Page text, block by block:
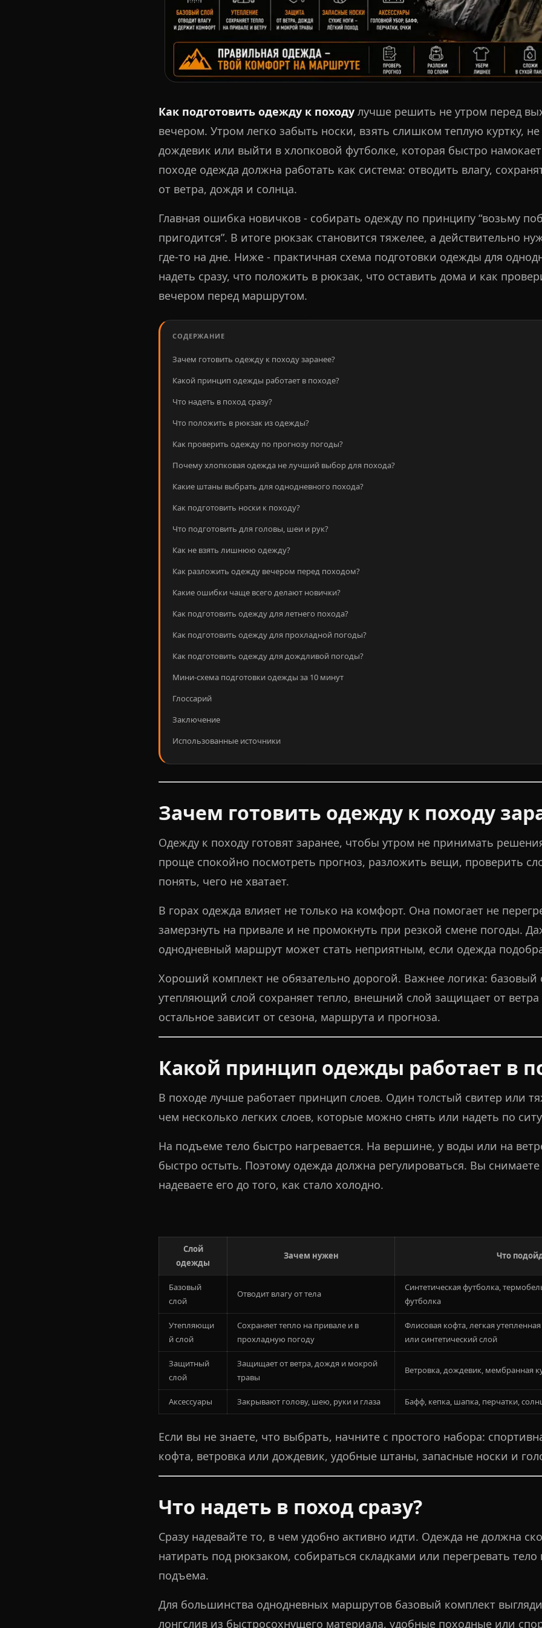
Как подготовить одежду к походу лучше решить не утром перед
вечером. Утром легко забыть носки, взять слишком теплую куртку,
дождевик или выйти в хлопковой футболке, которая быстро
походе одежда должна работать как система: отводить влагу,
от ветра, дождя и солнца.
Главная ошибка новичков - собирать одежду по принципу “возьму
пригодится”. В итоге рюкзак становится тяжелее, а действительно
где-то на дне. Ниже - практичная схема подготовки одежды для
надеть сразу, что положить в рюкзак, что оставить дома и как
вечером перед маршрутом.
СОДЕРЖАНИЕ
Зачем готовить одежду к походу заранее?
Какой принцип одежды работает в походе?
Что надеть в поход сразу?
Что положить в рюкзак из одежды?
Как проверить одежду по прогнозу погоды?
Почему хлопковая одежда не лучший выбор для похода?
Какие штаны выбрать для однодневного похода?
Как подготовить носки к походу?
Что подготовить для головы, шеи и рук?
Как не взять лишнюю одежду?
Как разложить одежду вечером перед походом?
Какие ошибки чаще всего делают новички?
Как подготовить одежду для летнего похода?
Как подготовить одежду для прохладной погоды?
Как подготовить одежду для дождливой погоды?
Мини-схема подготовки одежды за 10 минут
Глоссарий
Заключение
Использованные источники
Зачем готовить одежду к походу
Одежду к походу готовят заранее, чтобы утром не принимать
проще спокойно посмотреть прогноз, разложить вещи, проверить
понять, чего не хватает.
В горах одежда влияет не только на комфорт. Она помогает не
замерзнуть на привале и не промокнуть при резкой смене погоды.
однодневный маршрут может стать неприятным, если одежда
Хороший комплект не обязательно дорогой. Важнее логика: базовый
утепляющий слой сохраняет тепло, внешний слой защищает от ветра
остальное зависит от сезона, маршрута и прогноза.
Какой принцип одежды работает в
В походе лучше работает принцип слоев. Один толстый свитер или
чем несколько легких слоев, которые можно снять или надеть по
На подъеме тело быстро нагревается. На вершине, у воды или на
быстро остыть. Поэтому одежда должна регулироваться. Вы
надеваете его до того, как стало холодно.
Слой
одежды
Зачем нужен Что
Базовый
слой
Отводит влагу от тела
Синтетическая футболка,
футболка
Утепляющи
й слой
Сохраняет тепло на привале и в
прохладную погоду
Флисовая кофта, легкая
или синтетический слой
Защитный
слой
Защищает от ветра, дождя и мокрой
травы
Ветровка, дождевик, мембранная
Аксессуары Закрывают голову, шею, руки и глаза Бафф, кепка, шапка, перчатки,
Если вы не знаете, что выбрать, начните с простого набора:
кофта, ветровка или дождевик, удобные штаны, запасные носки и
Что надеть в поход сразу?
Сразу надевайте то, в чем удобно активно идти. Одежда не должна
натирать под рюкзаком, собираться складками или перегревать
подъема.
Для большинства однодневных маршрутов базовый комплект
лонгслив из быстросохнущего материала, удобные походные или